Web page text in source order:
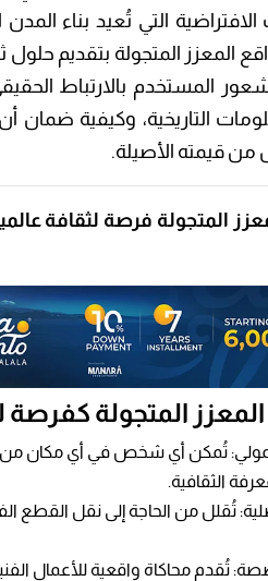
التي تُعيد بناء
المعزز المتجولة بتقديم
المستخدم بالارتباط
التاريخية، وكيفية ضمان
من قيمته الأصيلة.
المتجولة فرصة لثقافة
المتجولة كفرصة
تُمكن أي شخص في أي مكان من
الثقافية.
تُقلل من الحاجة إلى نقل القطع
تُقدم محاكاة واقعية للأعمال